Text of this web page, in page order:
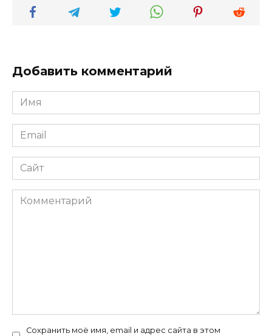
Добавить комментарий
Имя
*
Email
*
Сайт
Комментарий
Сохранить моё имя, email и адрес сайта в этом